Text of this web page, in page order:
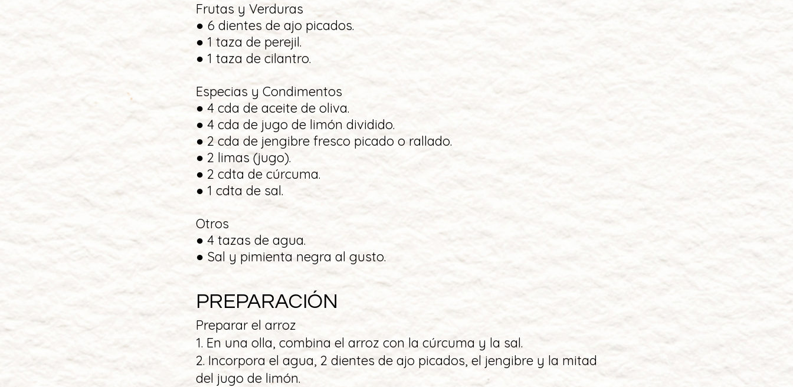
Frutas y Verduras
● 6 dientes de ajo picados.
● 1 taza de perejil.
● 1 taza de cilantro.
Especias y Condimentos
● 4 cda de aceite de oliva.
● 4 cda de jugo de limón dividido.
● 2 cda de jengibre fresco picado o rallado.
● 2 limas (jugo).
● 2 cdta de cúrcuma.
● 1 cdta de sal.
Otros
● 4 tazas de agua.
● Sal y pimienta negra al gusto.
PREPARACIÓN
Preparar el arroz
1. En una olla, combina el arroz con la cúrcuma y la sal.
2. Incorpora el agua, 2 dientes de ajo picados, el jengibre y la mitad
del jugo de limón.